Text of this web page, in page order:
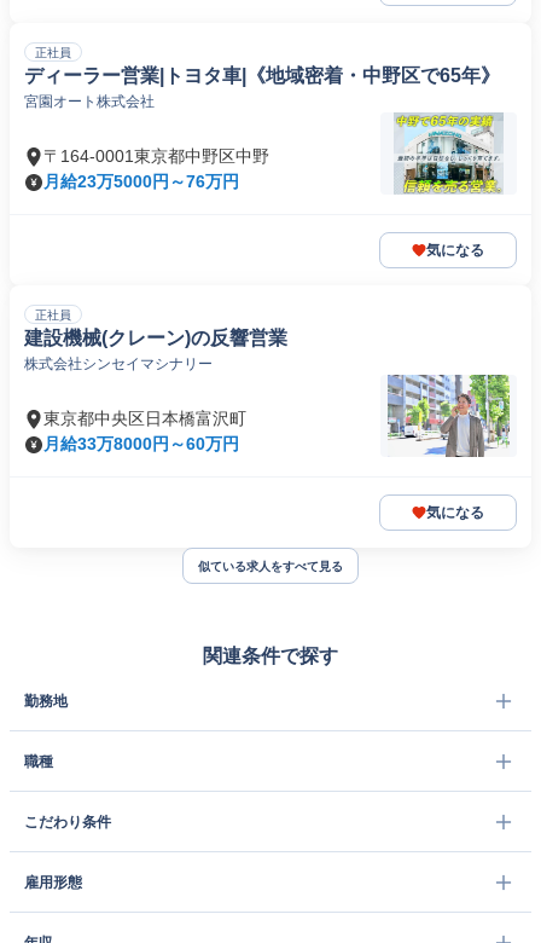
正社員
ディーラー営業|トヨタ車|《地域密着・中野区で65年》
宮園オート株式会社
〒164-0001東京都中野区中野
月給23万5000円～76万円
気になる
正社員
建設機械(クレーン)の反響営業
株式会社シンセイマシナリー
東京都中央区日本橋富沢町
月給33万8000円～60万円
気になる
似ている求人をすべて見る
関連条件で探す
勤務地
職種
こだわり条件
雇用形態